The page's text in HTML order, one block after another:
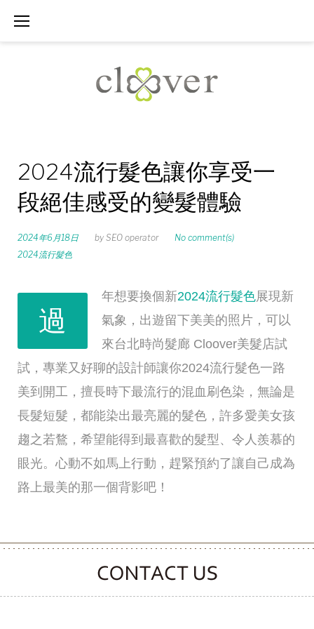
2024流行髮色讓你享受一
段絕佳感受的變髮體驗
2024年6月18日 by SEO operator
No comment(s)
2024流行髮色
過
年想要換個新2024流行髮色展現新
氣象，出遊留下美美的照片，可以
來台北時尚髮廊 Cloover美髮店試
試，專業又好聊的設計師讓你2024流行髮色一路
美到開工，擅長時下最流行的混血刷色染，無論是
長髮短髮，都能染出最亮麗的髮色，許多愛美女孩
趨之若鶩，希望能得到最喜歡的髮型、令人羨慕的
眼光。心動不如馬上行動，趕緊預約了讓自己成為
路上最美的那一個背影吧！
CONTACT CLOOVER